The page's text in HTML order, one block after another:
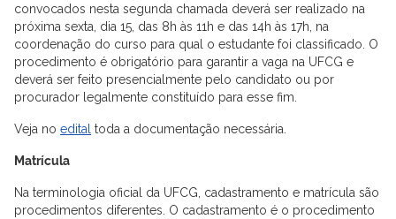
convocados nesta segunda chamada deverá ser realizado na
próxima sexta, dia 15, das 8h às 11h e das 14h às 17h, na
coordenação do curso para qual o estudante foi classificado. O
procedimento é obrigatório para garantir a vaga na UFCG e
deverá ser feito presencialmente pelo candidato ou por
procurador legalmente constituído para esse fim.
Veja no edital toda a documentação necessária.
Matrícula
Na terminologia oficial da UFCG, cadastramento e matrícula são
procedimentos diferentes. O cadastramento é o procedimento